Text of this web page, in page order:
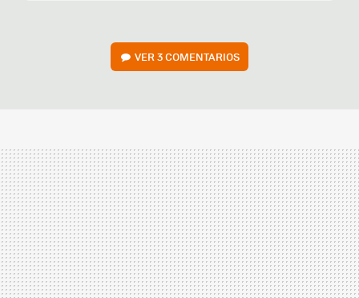
VER3 COMENTARIOS